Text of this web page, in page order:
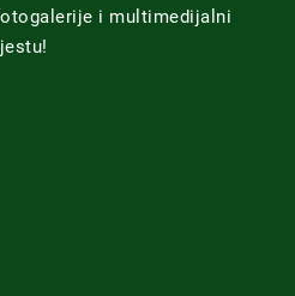
i multimedijalni